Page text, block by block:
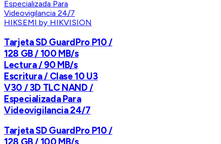
HIKSEMI by HIKVISION
Tarjeta SD GuardPro P10 /
128 GB / 100 MB/s
Lectura / 90 MB/s
Escritura / Clase 10 U3
V30 / 3D TLC NAND /
Especializada Para
Videovigilancia 24/7
Tarjeta SD GuardPro P10 /